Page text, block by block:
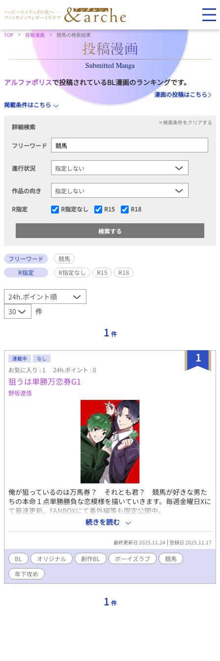
TOP 投稿漫画 競馬の検索結果
Submitted Manga
アルファポリスで投稿されているBL漫画のランキングです。
漫画の投稿はこちら
掲載条件はこちら
詳細検索
×検索条件をクリアする
フリーワード
進行状況
作品の向き
R指定 R指定なし R15 R18
フリーワード
競馬
R指定
R指定なし R15 R18
件
1 件
1
連載中 なし
お気に入り : 1 24h.ポイント : 0
狙うは単勝万恋券G1
野坂遼悟
俺が狙っているのは万馬券？ それとも君？ 競馬が好きな男た
ちの本命１点単勝勝負な恋模様を描いていきます。毎週金曜日Xに
て最速更新。FANBOXにて番外編等も限定公開中。
続きを読む
最終更新日 2025.11.24 登録日 2025.11.17
BL オリジナル 創作BL ボーイズラブ
競馬
年下攻め
1 件